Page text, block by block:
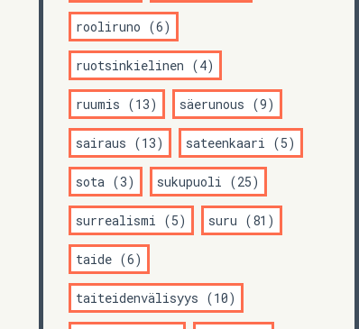
rooliruno (6)
ruotsinkielinen (4)
ruumis (13) säerunous (9)
sairaus (13) sateenkaari (5)
sota (3) sukupuoli (25)
surrealismi (5) suru (81)
taide (6)
taiteidenvälisyys (10)